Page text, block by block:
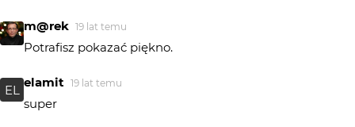
m@rek 19 lat temu
Potrafisz pokazać piękno.
EL
elamit 19 lat temu
super